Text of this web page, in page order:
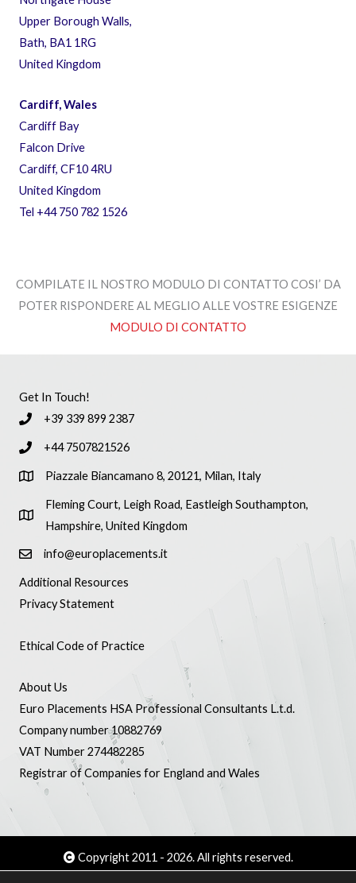
Upper Borough Walls,
Bath, BA1 1RG
​United Kingdom
Cardiff, Wales
Cardiff Bay
Falcon Drive
Cardiff, CF10 4RU
United Kingdom
Tel +44 750 782 1526
COMPILATE IL NOSTRO MODULO DI CONTATTO COSI’ DA
POTER RISPONDERE AL MEGLIO ALLE VOSTRE ESIGENZE
MODULO DI CONTATTO
Get In Touch!
+39 339 899 2387
+44 7507821526
Piazzale Biancamano 8, 20121, Milan, Italy
Fleming Court, Leigh Road, Eastleigh Southampton,
Hampshire, United Kingdom
info@europlacements.it
Additional Resources
Privacy Statement
Ethical Code of Practice
About Us
Euro Placements HSA Professional Consultants L.t.d.
Company number 10882769
VAT Number 274482285
Registrar of Companies for England and Wales
Copyright 2011 - 2026. All rights reserved.